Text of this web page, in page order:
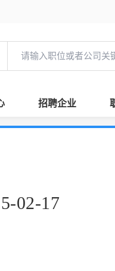
招聘企业
02-17